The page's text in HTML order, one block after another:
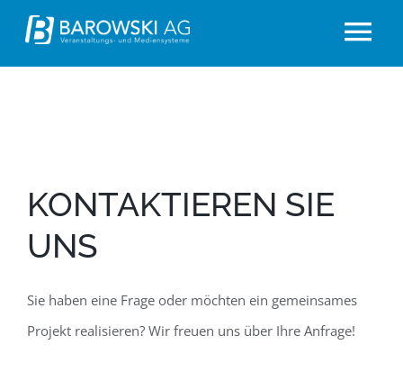
Inhalt
Kontakt
KONTAKTIEREN SIE
UNS
Sie haben eine Frage oder möchten ein gemeinsames
Projekt realisieren? Wir freuen uns über Ihre Anfrage!